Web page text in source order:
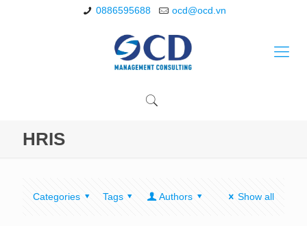
0886595688 ocd@ocd.vn
HRIS
Categories Tags Authors Show all